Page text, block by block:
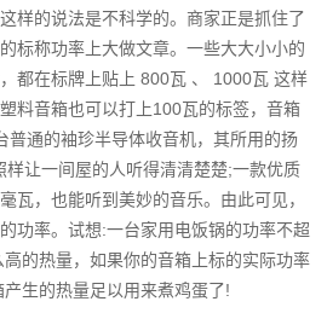
样的说法是不科学的。商家正是抓住了
标称功率上大做文章。一些大大小小的
都在标牌上贴上 800瓦 、 1000瓦 这样
料音箱也可以打上100瓦的标签，音箱
普通的袖珍半导体收音机，其所用的扬
让一间屋的人听得清清楚楚;一款优质
瓦，也能听到美妙的音乐。由此可见，
功率。试想:一台家用电饭锅的功率不超
的热量，如果你的音箱上标的实际功率
生的热量足以用来煮鸡蛋了!